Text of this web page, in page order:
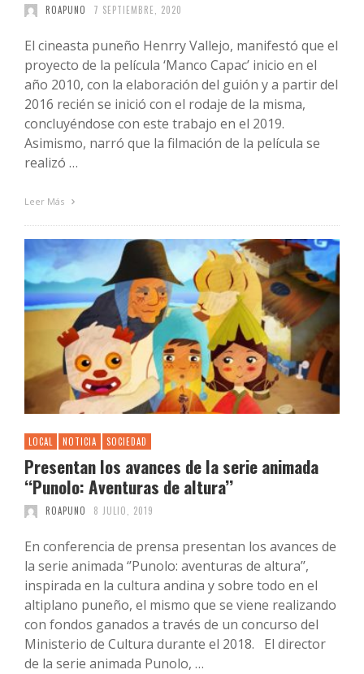
ROAPUNO 7 SEPTIEMBRE, 2020
El cineasta puneño Henrry Vallejo, manifestó que el
proyecto de la película ‘Manco Capac’ inicio en el
año 2010, con la elaboración del guión y a partir del
2016 recién se inició con el rodaje de la misma,
concluyéndose con este trabajo en el 2019.
Asimismo, narró que la filmación de la película se
realizó …
Leer Más
LOCAL NOTICIA SOCIEDAD
Presentan los avances de la serie animada
‘‘Punolo: Aventuras de altura’’
ROAPUNO 8 JULIO, 2019
En conferencia de prensa presentan los avances de
la serie animada ‘’Punolo: aventuras de altura’’,
inspirada en la cultura andina y sobre todo en el
altiplano puneño, el mismo que se viene realizando
con fondos ganados a través de un concurso del
Ministerio de Cultura durante el 2018. El director
de la serie animada Punolo, …